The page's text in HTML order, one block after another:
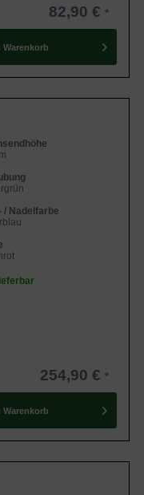
82,90 €
Warenkorb
/ Nadelfarbe
254,90 €
Warenkorb